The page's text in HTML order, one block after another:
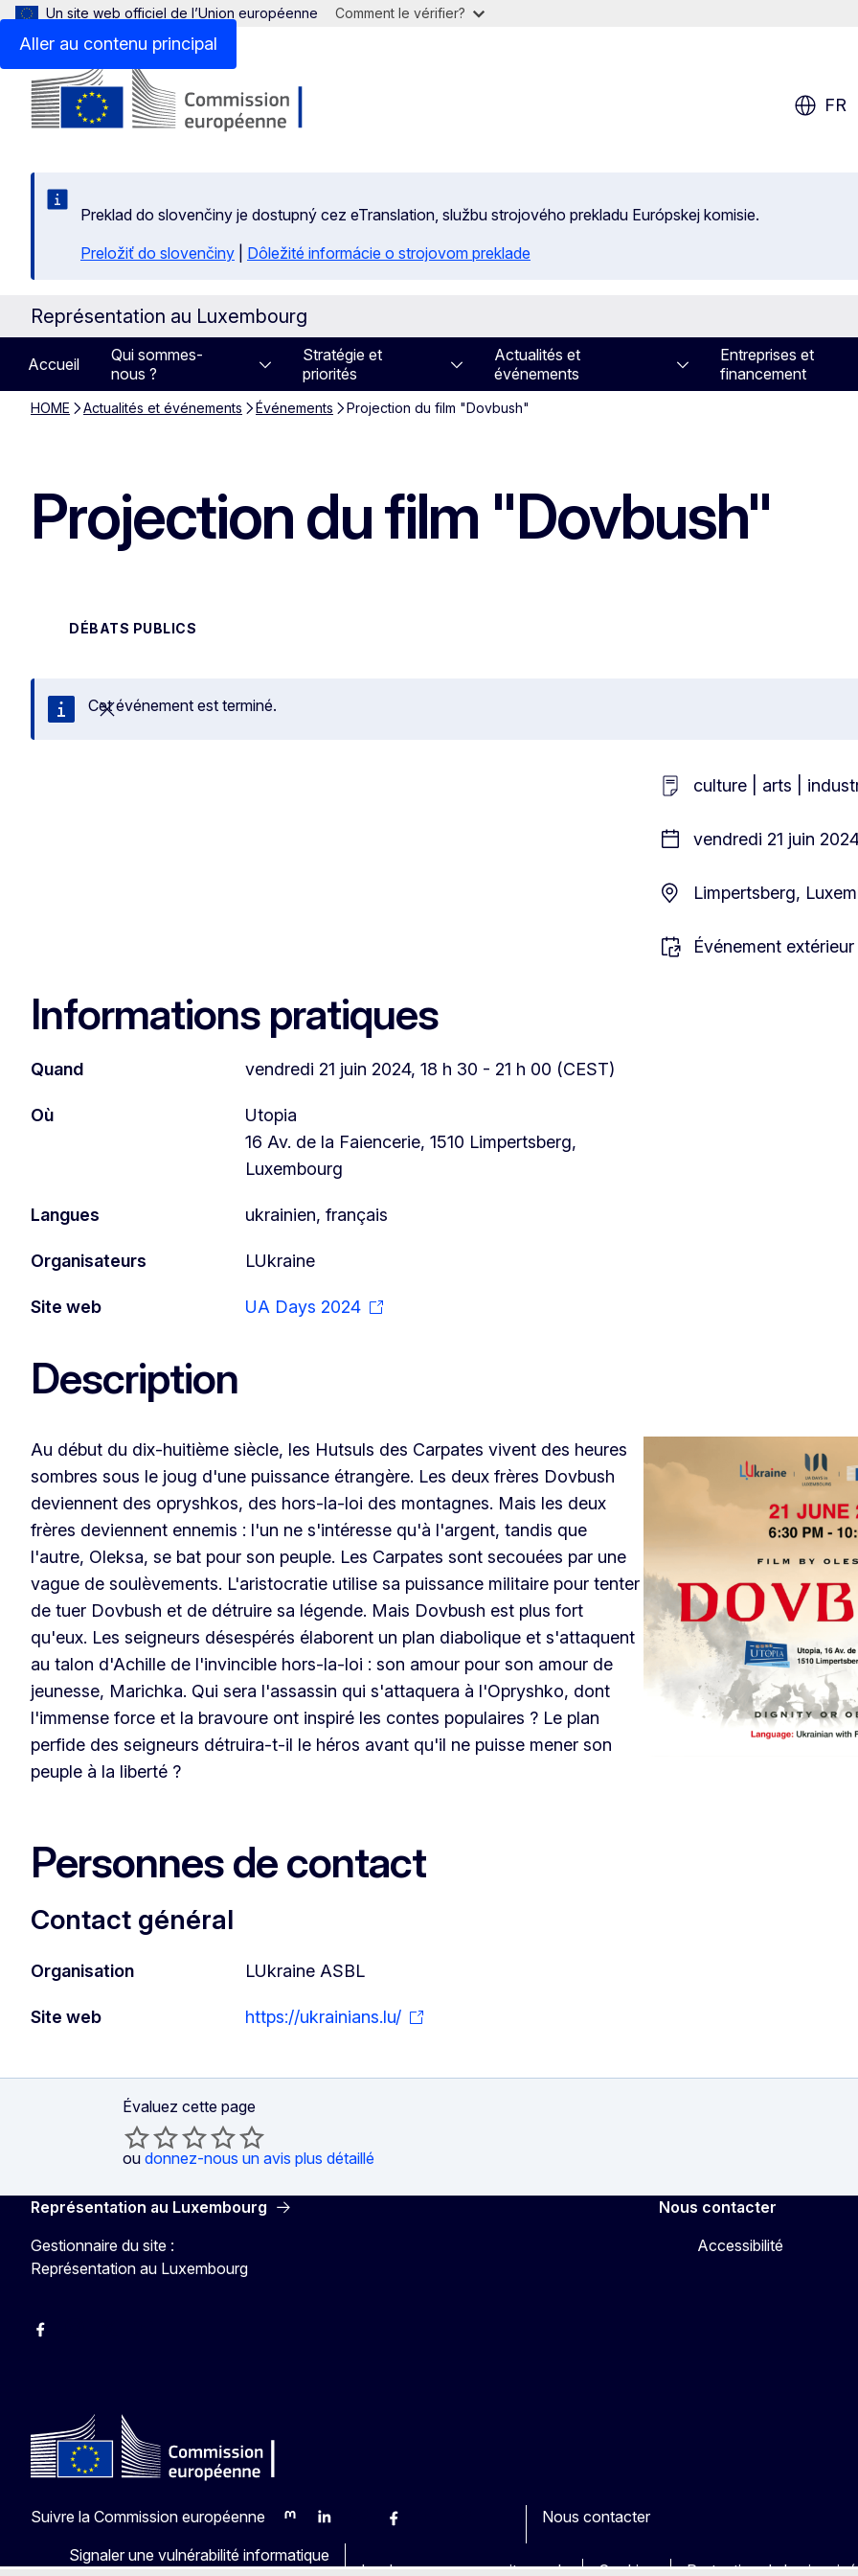
Aller au contenu principal
Un site web officiel de l’Union européenne Comment le vérifier?
FR
Preklad do slovenčiny je dostupný cez eTranslation, službu strojového prekladu Európskej komisie.
Preložiť do slovenčiny
Dôležité informácie o strojovom preklade
Représentation au Luxembourg
Accueil
Qui sommes-
nous ?
Stratégie et
priorités
Actualités et
événements
Entreprises et
financement
HOME Actualités et événements Événements Projection du film "Dovbush"
Projection du film "Dovbush"
DÉBATS PUBLICS
Fermer
Cet événement est terminé.
culture | arts |
vendredi 21 juin
Limpertsberg,
Événement extérieur
Informations pratiques
Quand vendredi 21 juin 2024, 18 h 30 - 21 h 00 (CEST)
Où
Utopia
16 Av. de la Faiencerie, 1510 Limpertsberg,
Luxembourg
Langues ukrainien, français
Organisateurs LUkraine
Site web UA Days 2024
Description
Au début du dix-huitième siècle, les Hutsuls des Carpates vivent des heures
sombres sous le joug d'une puissance étrangère. Les deux frères Dovbush
deviennent des opryshkos, des hors-la-loi des montagnes. Mais les deux
frères deviennent ennemis : l'un ne s'intéresse qu'à l'argent, tandis que
l'autre, Oleksa, se bat pour son peuple. Les Carpates sont secouées par une
vague de soulèvements. L'aristocratie utilise sa puissance militaire pour tenter
de tuer Dovbush et de détruire sa légende. Mais Dovbush est plus fort
qu'eux. Les seigneurs désespérés élaborent un plan diabolique et s'attaquent
au talon d'Achille de l'invincible hors-la-loi : son amour pour son amour de
jeunesse, Marichka. Qui sera l'assassin qui s'attaquera à l'Opryshko, dont
l'immense force et la bravoure ont inspiré les contes populaires ? Le plan
perfide des seigneurs détruira-t-il le héros avant qu'il ne puisse mener son
peuple à la liberté ?
Personnes de contact
Contact général
Organisation LUkraine ASBL
Site web https://ukrainians.lu/
Évaluez cette page
ou donnez-nous un avis plus détaillé
Représentation au Luxembourg
Gestionnaire du site :
Représentation au Luxembourg
Facebook
Nous contacter
Accessibilité
Suivre la Commission européenne
MastodonLinkedInBlueskyFacebook
Nous contacter
Signaler une vulnérabilité informatique
Les langues sur nos sites web
Cookies Protection de la vie